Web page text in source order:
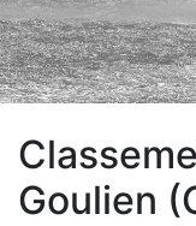
Goulien